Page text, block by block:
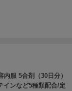
内服 5合剤（30日分）
インなど5種類配合/定